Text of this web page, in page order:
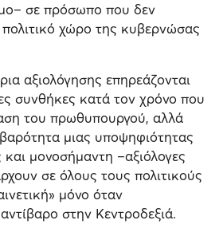
σε πρόσωπο που δεν
χώρο της κυβερνώσας
αξιολόγησης επηρεάζονται
συνθήκες κατά τον χρόνο που
του πρωθυπουργού, αλλά
μιας υποψηφιότητας
και μονοσήμαντη –αξιόλογες
σε όλους τους πολιτικούς
μόνο όταν
στην Κεντροδεξιά.